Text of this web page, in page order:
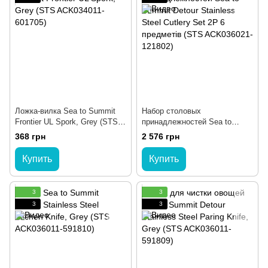
Ложка-вилка Sea to Summit
Frontier UL Spork, Grey (STS
ACK034011-601705)
368 грн
Купить
Набор столовых
принадлежностей Sea to
Summit Detour Stainless Steel
Cutlery Set 2P 6 предметів
(STS ACK036021-121802)
2 576 грн
Купить
3
3
3
3